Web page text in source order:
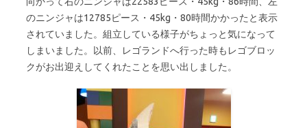
のニンジャは12785ピース・45kg・80時間かかったと表示
されていました。組立している様子がちょっと気になって
しまいました。以前、レゴランドへ行った時もレゴブロッ
クがお出迎えしてくれたことを思い出しました。